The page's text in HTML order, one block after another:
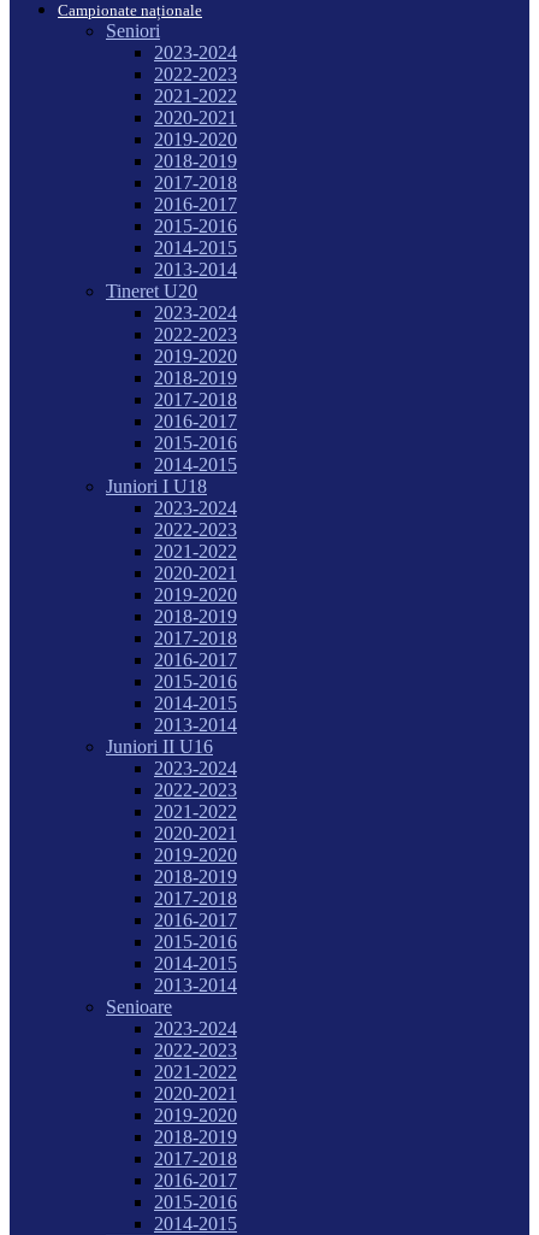
Campionate naționale
Seniori
2023-2024
2022-2023
2021-2022
2020-2021
2019-2020
2018-2019
2017-2018
2016-2017
2015-2016
2014-2015
2013-2014
Tineret U20
2023-2024
2022-2023
2019-2020
2018-2019
2017-2018
2016-2017
2015-2016
2014-2015
Juniori I U18
2023-2024
2022-2023
2021-2022
2020-2021
2019-2020
2018-2019
2017-2018
2016-2017
2015-2016
2014-2015
2013-2014
Juniori II U16
2023-2024
2022-2023
2021-2022
2020-2021
2019-2020
2018-2019
2017-2018
2016-2017
2015-2016
2014-2015
2013-2014
Senioare
2023-2024
2022-2023
2021-2022
2020-2021
2019-2020
2018-2019
2017-2018
2016-2017
2015-2016
2014-2015